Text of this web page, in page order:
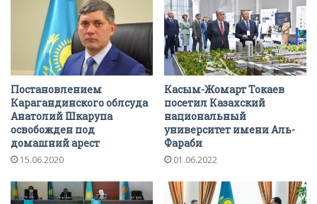
Постановлением
Карагандинского облсуда
Анатолий Шкарупа
освобожден под
домашний арест
15.06.2020
Касым-Жомарт Токаев
посетил Казахский
национальный
университет имени Аль-
Фараби
01.06.2022